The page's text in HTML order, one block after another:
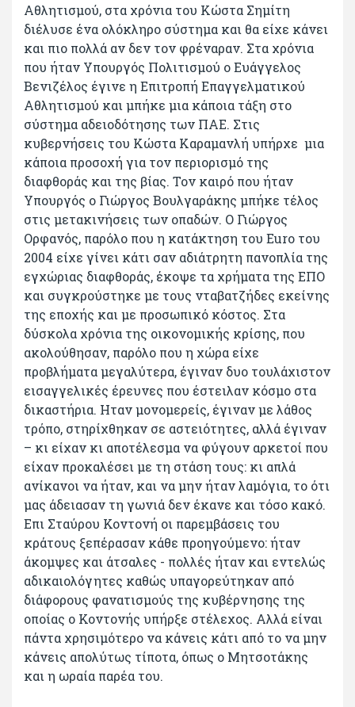
Αθλητισμού, στα χρόνια του Κώστα Σημίτη
διέλυσε ένα ολόκληρο σύστημα και θα είχε κάνει
και πιο πολλά αν δεν τον φρέναραν. Στα χρόνια
που ήταν Υπουργός Πολιτισμού ο Ευάγγελος
Βενιζέλος έγινε η Επιτροπή Επαγγελματικού
Αθλητισμού και μπήκε μια κάποια τάξη στο
σύστημα αδειοδότησης των ΠΑΕ. Στις
κυβερνήσεις του Κώστα Καραμανλή υπήρχε μια
κάποια προσοχή για τον περιορισμό της
διαφθοράς και της βίας. Τον καιρό που ήταν
Υπουργός ο Γιώργος Βουλγαράκης μπήκε τέλος
στις μετακινήσεις των οπαδών. Ο Γιώργος
Ορφανός, παρόλο που η κατάκτηση του Euro του
2004 είχε γίνει κάτι σαν αδιάτρητη πανοπλία της
εγχώριας διαφθοράς, έκοψε τα χρήματα της ΕΠΟ
και συγκρούστηκε με τους νταβατζήδες εκείνης
της εποχής και με προσωπικό κόστος. Στα
δύσκολα χρόνια της οικονομικής κρίσης, που
ακολούθησαν, παρόλο που η χώρα είχε
προβλήματα μεγαλύτερα, έγιναν δυο τουλάχιστον
εισαγγελικές έρευνες που έστειλαν κόσμο στα
δικαστήρια. Ηταν μονομερείς, έγιναν με λάθος
τρόπο, στηρίχθηκαν σε αστειότητες, αλλά έγιναν
– κι είχαν κι αποτέλεσμα να φύγουν αρκετοί που
είχαν προκαλέσει με τη στάση τους: κι απλά
ανίκανοι να ήταν, και να μην ήταν λαμόγια, το ότι
μας άδειασαν τη γωνιά δεν έκανε και τόσο κακό.
Επι Σταύρου Κοντονή οι παρεμβάσεις του
κράτους ξεπέρασαν κάθε προηγούμενο: ήταν
άκομψες και άτσαλες - πολλές ήταν και εντελώς
αδικαιολόγητες καθώς υπαγορεύτηκαν από
διάφορους φανατισμούς της κυβέρνησης της
οποίας ο Κοντονής υπήρξε στέλεχος. Αλλά είναι
πάντα χρησιμότερο να κάνεις κάτι από το να μην
κάνεις απολύτως τίποτα, όπως ο Μητσοτάκης
και η ωραία παρέα του.